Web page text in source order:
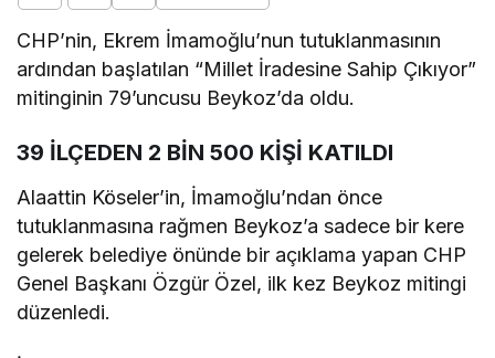
CHP’nin, Ekrem İmamoğlu’nun tutuklanmasının
ardından başlatılan “Millet İradesine Sahip Çıkıyor”
mitinginin 79’uncusu Beykoz’da oldu.
39 İLÇEDEN 2 BİN 500 KİŞİ KATILDI
Alaattin Köseler’in, İmamoğlu’ndan önce
tutuklanmasına rağmen Beykoz’a sadece bir kere
gelerek belediye önünde bir açıklama yapan CHP
Genel Başkanı Özgür Özel, ilk kez Beykoz mitingi
düzenledi.